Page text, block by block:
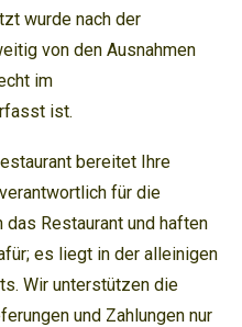
wurde nach der
von den Ausnahmen
im
ist.
bereitet Ihre
für die
Restaurant und haften
es liegt in der alleinigen
Wir unterstützen die
und Zahlungen nur